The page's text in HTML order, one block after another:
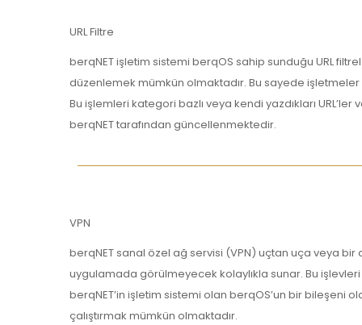
URL Filtre
berqNET işletim sistemi berqOS sahip sunduğu URL
düzenlemek mümkün olmaktadır. Bu sayede
Bu işlemleri kategori bazlı veya kendi yazdıkları
berqNET tarafından güncellenmektedir.
VPN
berqNET sanal özel ağ servisi (VPN) uçtan uça veya
uygulamada görülmeyecek kolaylıkla sunar. Bu
berqNET’in işletim sistemi olan berqOS’un bir bileşeni
çalıştırmak mümkün olmaktadır.